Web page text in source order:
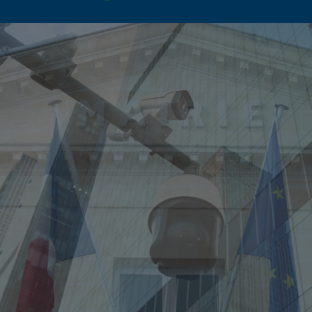
Singapore
EUROPE
Austria
Germany
Ireland
Spain
Netherlands
United Kingdom
Switzerland
NORTH AMERICA